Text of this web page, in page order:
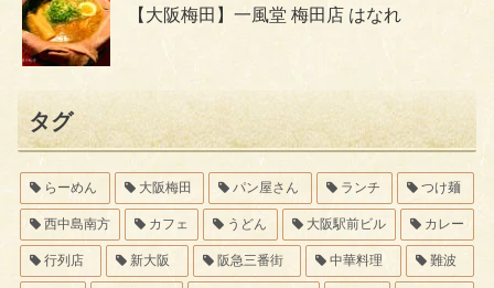
【大阪梅田】一風堂 梅田店 はなれ
タグ
らーめん 大阪梅田 パン屋さん ランチ つけ麺
西中島南方 カフェ うどん 大阪駅前ビル カレー
行列店 新大阪 阪急三番街 中華料理 難波